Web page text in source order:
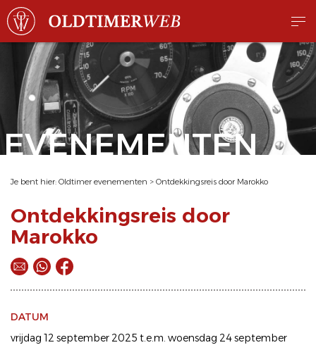
EVENEMENTEN
Je bent hier: Oldtimer evenementen > Ontdekkingsreis door Marokko
Ontdekkingsreis door
Marokko
DATUM
vrijdag 12 september 2025 t.e.m. woensdag 24 september